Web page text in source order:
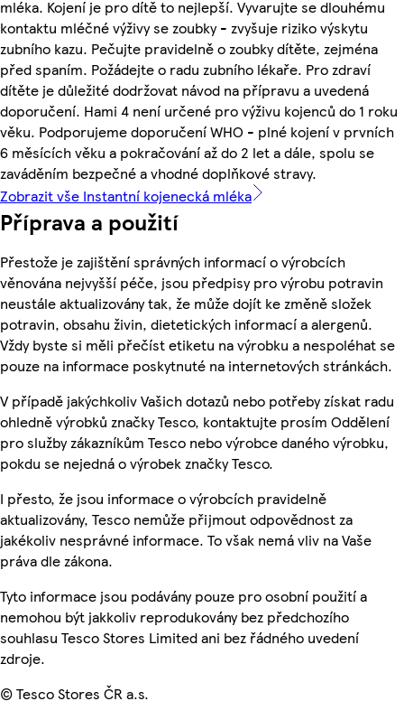
mléka. Kojení je pro dítě to nejlepší. Vyvarujte se dlouhému
kontaktu mléčné výživy se zoubky - zvyšuje riziko výskytu
zubního kazu. Pečujte pravidelně o zoubky dítěte, zejména
před spaním. Požádejte o radu zubního lékaře. Pro zdraví
dítěte je důležité dodržovat návod na přípravu a uvedená
doporučení. Hami 4 není určené pro výživu kojenců do 1 roku
věku. Podporujeme doporučení WHO - plné kojení v prvních
6 měsících věku a pokračování až do 2 let a dále, spolu se
zaváděním bezpečné a vhodné doplňkové stravy.
Zobrazit vše Instantní kojenecká mléka
Příprava a použití
Přestože je zajištění správných informací o výrobcích
věnována nejvyšší péče, jsou předpisy pro výrobu potravin
neustále aktualizovány tak, že může dojít ke změně složek
potravin, obsahu živin, dietetických informací a alergenů.
Vždy byste si měli přečíst etiketu na výrobku a nespoléhat se
pouze na informace poskytnuté na internetových stránkách.
V případě jakýchkoliv Vašich dotazů nebo potřeby získat radu
ohledně výrobků značky Tesco, kontaktujte prosím Oddělení
pro služby zákazníkům Tesco nebo výrobce daného výrobku,
pokdu se nejedná o výrobek značky Tesco.
I přesto, že jsou informace o výrobcích pravidelně
aktualizovány, Tesco nemůže přijmout odpovědnost za
jakékoliv nesprávné informace. To však nemá vliv na Vaše
práva dle zákona.
Tyto informace jsou podávány pouze pro osobní použití a
nemohou být jakkoliv reprodukovány bez předchozího
souhlasu Tesco Stores Limited ani bez řádného uvedení
zdroje.
© Tesco Stores ČR a.s.